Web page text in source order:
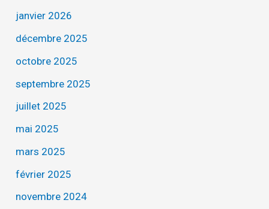
janvier 2026
décembre 2025
octobre 2025
septembre 2025
juillet 2025
mai 2025
mars 2025
février 2025
novembre 2024